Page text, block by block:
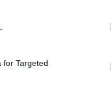
for Targeted
nagyon
20 kilót.